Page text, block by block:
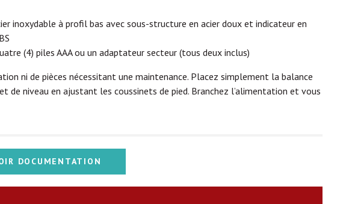
inoxydable à profil bas avec sous-structure en acier doux et indicateur en
(4) piles AAA ou un adaptateur secteur (tous deux inclus)
ni de pièces nécessitant une maintenance. Placez simplement la balance
de niveau en ajustant les coussinets de pied. Branchez l’alimentation et vous
DOCUMENTATION